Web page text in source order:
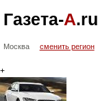
Газета-А.ru
Москва сменить регион
+